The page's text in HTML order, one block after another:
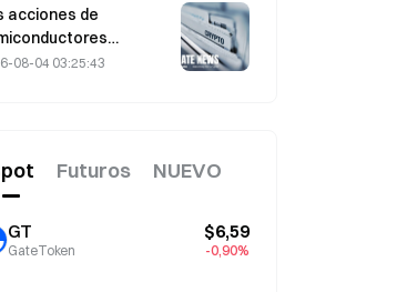
de dólares,
por a16z y
acciones de
tras las ventas
en el punto de
08-04 03:25:43
Futuros NUEVO
GT
GateToken
$6,59
-0,90%